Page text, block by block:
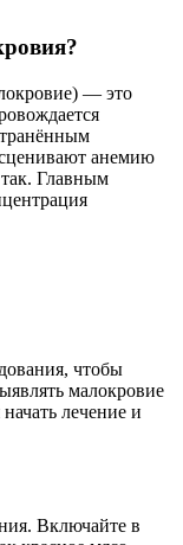
— это
анемию
так. Главным
чтобы
малокровие
лечение и
Включайте в